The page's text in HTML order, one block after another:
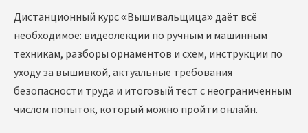
Дистанционный курс «Вышивальщица» даёт всё
необходимое: видеолекции по ручным и машинным
техникам, разборы орнаментов и схем, инструкции по
уходу за вышивкой, актуальные требования
безопасности труда и итоговый тест с неограниченным
числом попыток, который можно пройти онлайн.